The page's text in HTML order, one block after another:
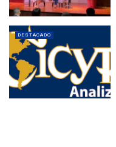
DESTACADO